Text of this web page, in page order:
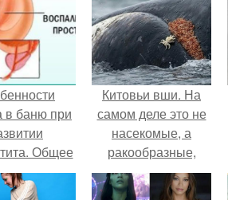
в баню при
Общее
о
Китовьи вши. На
самом деле это не
насекомые, а
ракообразные,
относящиеся к
бокоплавам.